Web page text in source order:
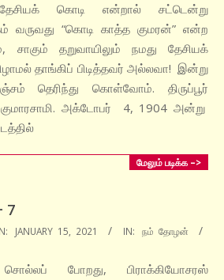
தேசியக் கொடி என்றால் சட்டென்று
வருவது “கொடி காத்த குமரன்” என்ற
தறுவாயிலும் நமது தேசியக்
தாங்கிப் பிடித்தவர் அல்லவா! இன்று
தெரிந்து கொள்வோம். திருப்பூர்
அக்டோபர் 4, 1904 அன்று
மேலும் படிக்க –>
7
JANUARY 15, 2021 IN:
நம் தோழன்
போறது, பிராக்கியோசரஸ்